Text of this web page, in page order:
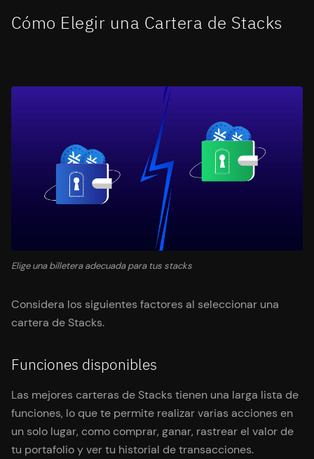
Cómo Elegir una Cartera de Stacks
Elige una billetera adecuada para tus stacks
Considera los siguientes factores al seleccionar una
cartera de Stacks.
Funciones disponibles
Las mejores carteras de Stacks tienen una larga lista de
funciones, lo que te permite realizar varias acciones en
un solo lugar, como comprar, ganar, rastrear el valor de
tu portafolio y ver tu historial de transacciones.